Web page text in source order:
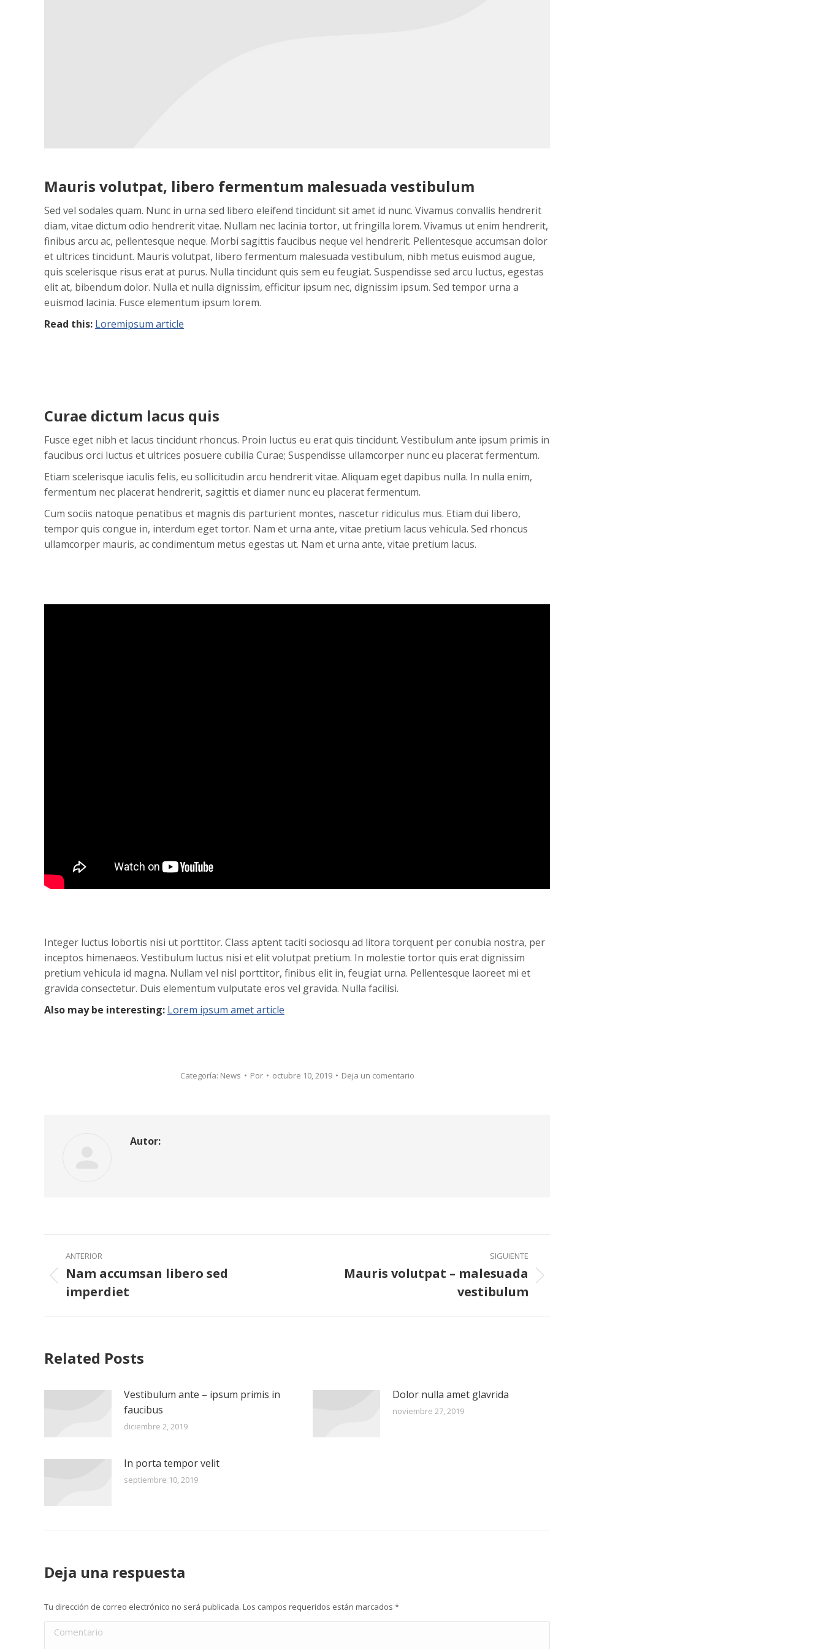
Mauris volutpat, libero fermentum malesuada vestibulum
Sed vel sodales quam. Nunc in urna sed libero eleifend tincidunt sit amet id nunc. Vivamus convallis hendrerit
diam, vitae dictum odio hendrerit vitae. Nullam nec lacinia tortor, ut fringilla lorem. Vivamus ut enim hendrerit,
finibus arcu ac, pellentesque neque. Morbi sagittis faucibus neque vel hendrerit. Pellentesque accumsan dolor
et ultrices tincidunt. Mauris volutpat, libero fermentum malesuada vestibulum, nibh metus euismod augue,
quis scelerisque risus erat at purus. Nulla tincidunt quis sem eu feugiat. Suspendisse sed arcu luctus, egestas
elit at, bibendum dolor. Nulla et nulla dignissim, efficitur ipsum nec, dignissim ipsum. Sed tempor urna a
euismod lacinia. Fusce elementum ipsum lorem.
Read this: Loremipsum article
Curae dictum lacus quis
Fusce eget nibh et lacus tincidunt rhoncus. Proin luctus eu erat quis tincidunt. Vestibulum ante ipsum primis in
faucibus orci luctus et ultrices posuere cubilia Curae; Suspendisse ullamcorper nunc eu placerat fermentum.
Etiam scelerisque iaculis felis, eu sollicitudin arcu hendrerit vitae. Aliquam eget dapibus nulla. In nulla enim,
fermentum nec placerat hendrerit, sagittis et diamer nunc eu placerat fermentum.
Cum sociis natoque penatibus et magnis dis parturient montes, nascetur ridiculus mus. Etiam dui libero,
tempor quis congue in, interdum eget tortor. Nam et urna ante, vitae pretium lacus vehicula. Sed rhoncus
ullamcorper mauris, ac condimentum metus egestas ut. Nam et urna ante, vitae pretium lacus.
Integer luctus lobortis nisi ut porttitor. Class aptent taciti sociosqu ad litora torquent per conubia nostra, per
inceptos himenaeos. Vestibulum luctus nisi et elit volutpat pretium. In molestie tortor quis erat dignissim
pretium vehicula id magna. Nullam vel nisl porttitor, finibus elit in, feugiat urna. Pellentesque laoreet mi et
gravida consectetur. Duis elementum vulputate eros vel gravida. Nulla facilisi.
Also may be interesting: Lorem ipsum amet article
Categoría: News Por octubre 10, 2019 Deja un comentario
Autor:
Navegación
entre
publicaciones
ANTERIOR
Publicación
anterior:
Nam accumsan libero sed
imperdiet
SIGUIENTE
Publicación
Mauris volutpat – malesuada
vestibulum
Related Posts
Vestibulum ante – ipsum primis in
faucibus
diciembre 2, 2019
Dolor nulla amet glavrida
noviembre 27, 2019
In porta tempor velit
septiembre 10, 2019
Deja una respuesta
Tu dirección de correo electrónico no será publicada. Los campos requeridos están marcados *
Comentario